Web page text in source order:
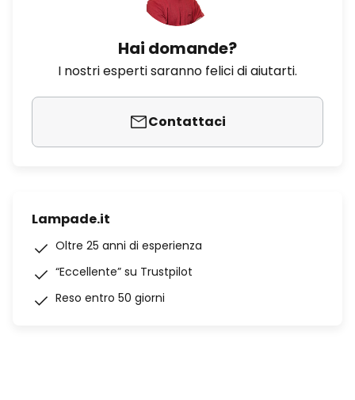
Hai domande?
I nostri esperti saranno felici di aiutarti.
Contattaci
Lampade.it
Oltre 25 anni di esperienza
“Eccellente” su Trustpilot
Reso entro 50 giorni